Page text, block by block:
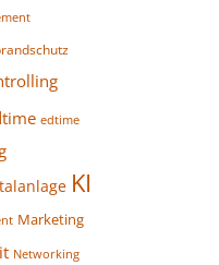
edtime
KI
Marketing
Networking